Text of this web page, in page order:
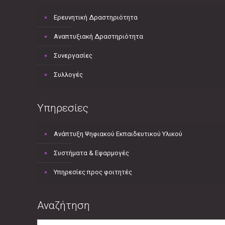
Ερευνητική Δραστηριότητα
Αναπτυξιακή Δραστηριότητα
Συνεργασίες
Συλλογές
Υπηρεσίες
Ανάπτυξη Ψηφιακού Εκπαιδευτικού Υλικού
Συστήματα & Εφαρμογές
Υπηρεσίες προς φοιτητές
Αναζήτηση